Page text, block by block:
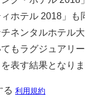
ホテル 2018」も
ネンタルホテル
もラグジュアリ
表す結果となりま